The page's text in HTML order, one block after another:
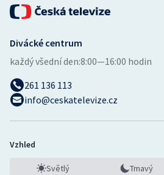
Divácké centrum
každý všední den:8:00—16:00 hodin
261 136 113
info@ceskatelevize.cz
Vzhled
Světlý Tmavý